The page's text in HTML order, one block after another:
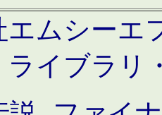
エムシーエ
ライブラリ